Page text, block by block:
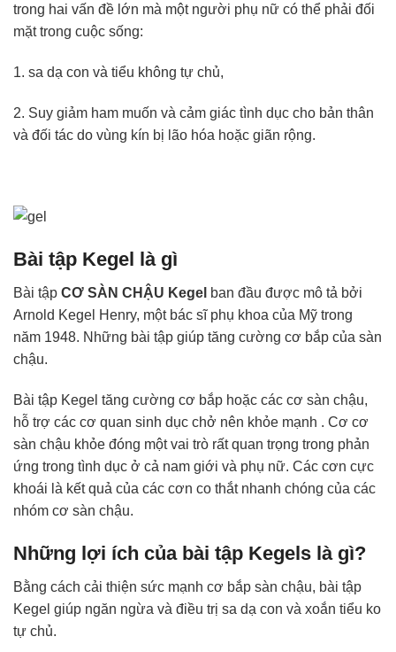
trong hai vấn đề lớn mà một người phụ nữ có thể phải đối
mặt trong cuộc sống:
1. sa dạ con và tiểu không tự chủ,
2. Suy giảm ham muốn và cảm giác tình dục cho bản thân
và đối tác do vùng kín bị lão hóa hoặc giãn rộng.
Bài tập Kegel là gì
Bài tập CƠ SÀN CHẬU Kegel ban đầu được mô tả bởi
Arnold Kegel Henry, một bác sĩ phụ khoa của Mỹ trong
năm 1948. Những bài tập giúp tăng cường cơ bắp của sàn
chậu.
Bài tập Kegel tăng cường cơ bắp hoặc các cơ sàn chậu,
hỗ trợ các cơ quan sinh dục chở nên khỏe mạnh . Cơ cơ
sàn chậu khỏe đóng một vai trò rất quan trọng trong phản
ứng trong tình dục ở cả nam giới và phụ nữ. Các cơn cực
khoái là kết quả của các cơn co thắt nhanh chóng của các
nhóm cơ sàn chậu.
Những lợi ích của bài tập Kegels là gì?
Bằng cách cải thiện sức mạnh cơ bắp sàn chậu, bài tập
Kegel giúp ngăn ngừa và điều trị sa dạ con và xoắn tiểu ko
tự chủ.